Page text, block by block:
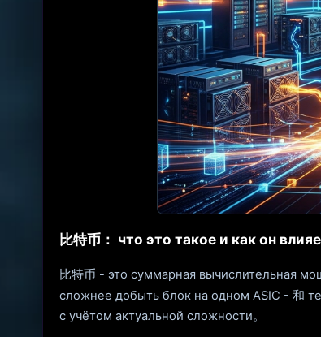
比特币： что это такое и как он
比特币 - это суммарная вычислительная
сложнее добыть блок на одном ASIC - 和
с учётом актуальной сложности。